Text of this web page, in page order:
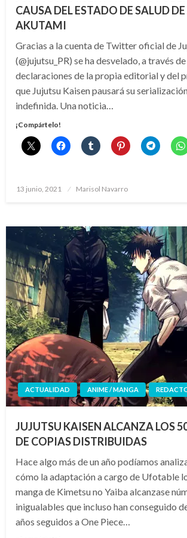
CAUSA DEL ESTADO DE SALUD DE
AKUTAMI
Gracias a la cuenta de Twitter oficial de
(@jujutsu_PR) se ha desvelado, a través
declaraciones de la propia editorial y del
que Jujutsu Kaisen pausará su
indefinida. Una noticia…
¡Compártelo!
Publicado
13 junio, 2021 Marisol Navarro
ACTUALIDAD ANIME / MANGA
JUJUTSU KAISEN ALCANZA LOS
DE COPIAS DISTRIBUIDAS
Hace algo más de un año podíamos
cómo la adaptación a cargo de Ufotable
manga de Kimetsu no Yaiba alcanzase
inigualables que incluso han conseguido
años seguidos a One Piece…